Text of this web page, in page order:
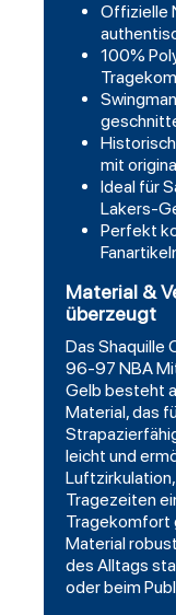
Offizielle
100%
mit
Ideal für
Lakers-
Perfekt
Material &
überzeugt
Das Shaquille
96-97 NBA
Gelb besteht
Material, das
leicht und
Tragezeiten
Tragekomfort
Material
des Alltags
oder beim